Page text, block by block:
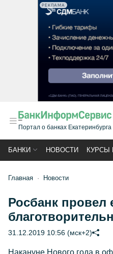
РЕКЛАМА
Портал о банках Екатеринбурга
БАНКИ НОВОСТИ КУРСЫ
Главная Новости
Росбанк провел
31.12.2019 10:56 (мск+2)
Накануне Нового года в